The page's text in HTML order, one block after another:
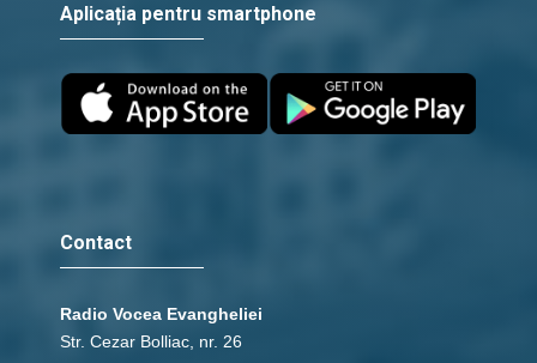
Aplicația pentru smartphone
Contact
Radio Vocea Evangheliei
Str. Cezar Bolliac, nr. 26